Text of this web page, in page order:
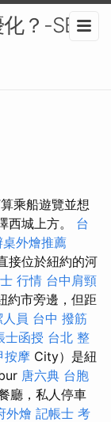
？-SEO
乘船遊覽並想
西城上方。 台
桌外燴推薦
接位於紐約的河
行情 台中肩頸
約市旁邊，但距
員 台中 撥筋
士函授 台北 整
按摩 City）是紐
唐六典 台胞
廳，私人停車
外燴 記帳士 考